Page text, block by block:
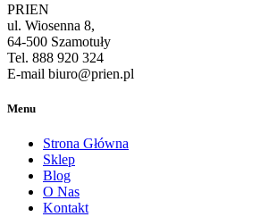
PRIEN
ul. Wiosenna 8,
64-500 Szamotuły
Tel. 888 920 324
E-mail biuro@prien.pl
Menu
Strona Główna
Sklep
Blog
O Nas
Kontakt